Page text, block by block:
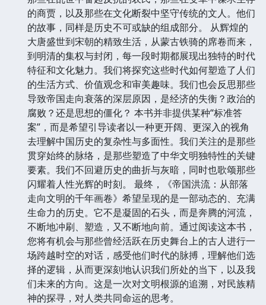
的商贾，以及那些在文化断裂中坚守传统的文人。他们
的故事，同样是历史不可或缺的组成部分。 从辉煌的
大唐盛世到宋朝的精致生活，从蒙古铁骑的席卷而来，
到明清的集权与封闭，每一段时期都展现出独特的时代
特征和文化魅力。我们将探究这些时代如何塑造了人们
的生活方式、价值观念和审美趣味。我们也会反思那些
导致帝国走向衰落的深层原因，是经济的失衡？政治的
腐败？还是思想的僵化？ 本书并非提供某种“标准答
案”，而是希望引导读者以一种更开阔、更深入的视角
去理解中国历史的复杂性与多面性。我们关注的是那些
贯穿始终的脉络，是那些塑造了中华文明独特性的关键
要素。我们不回避历史的曲折与灰暗，同时也歌颂那些
闪耀着人性光辉的时刻。 最终，《帝国洪流：从部落
走向文明的千年画卷》希望呈现的是一部动态的、充满
生命力的历史。它不是凝固的石头，而是奔腾的河流，
不断地冲刷、塑造，又不断地向前。通过阅读这本书，
您将有机会与那些曾经活跃在历史舞台上的古人进行一
场跨越时空的对话，感受他们时代的脉搏，理解他们选
择的逻辑，从而更深刻地认识我们所处的当下，以及我
们未来的方向。这是一次对文明根源的追溯，对民族精
神的探寻，对人类共同命运的思考。